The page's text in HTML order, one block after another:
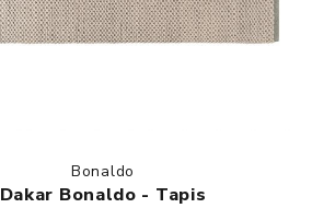
Bonaldo
Dakar Bonaldo - Tapis